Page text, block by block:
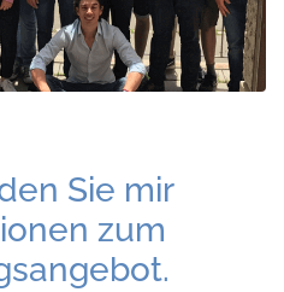
Sie mir
zum